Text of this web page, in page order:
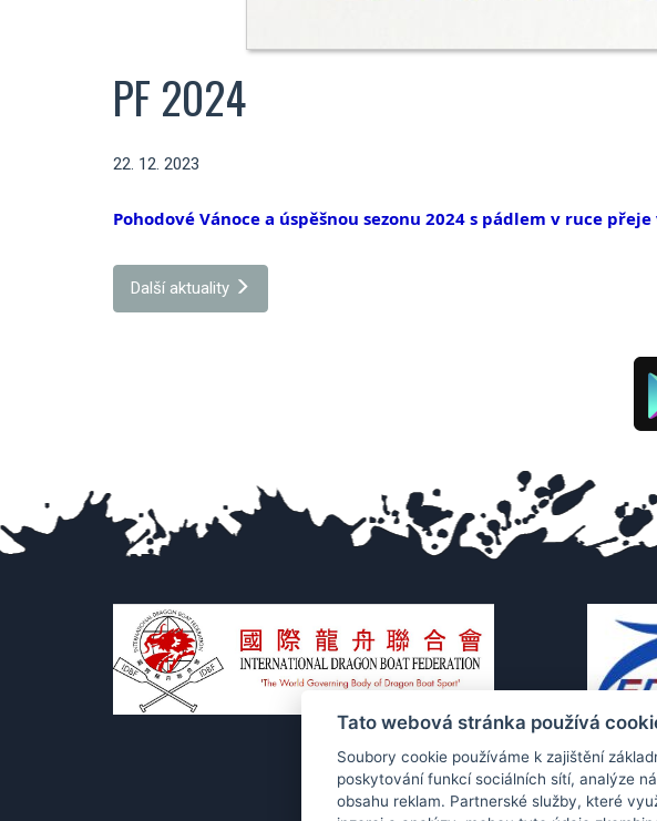
PF 2024
22. 12. 2023
Pohodové Vánoce a úspěšnou sezonu 2024 s pádlem v ruce
Další aktuality
Tato webová stránka používá
Soubory cookie používáme k zajištění
poskytování funkcí sociálních sítí, analýze
obsahu reklam. Partnerské služby, které